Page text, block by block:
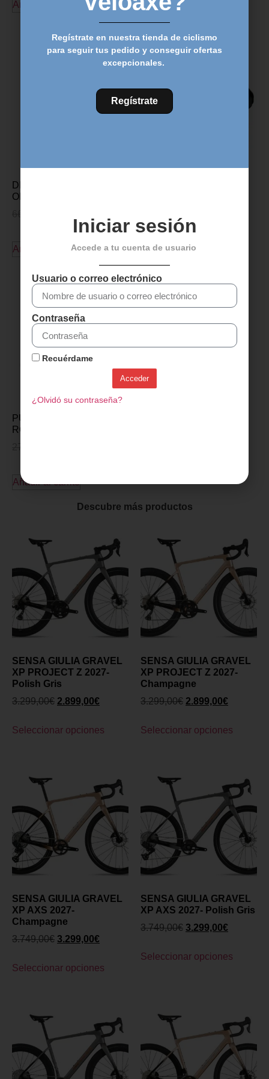
Añadir al carrito
DIRECCION MTB FSA
ORBIT C-40 1.1/8 – 1.5
Añadir al carrito Añadir al carrito
PUÑOS MTB SRAM –
ROJO
Añadir al carrito
Descubre más productos
SENSA GIULIA GRAVEL
XP PROJECT Z 2027-
Polish Gris
3.299,00€ 2.899,00€
Seleccionar opciones
SENSA GIULIA GRAVEL
XP PROJECT Z 2027-
Champagne
3.299,00€ 2.899,00€
Seleccionar opciones
SENSA GIULIA GRAVEL
XP AXS 2027-
Champagne
3.749,00€ 3.299,00€
Seleccionar opciones
SENSA GIULIA GRAVEL
XP AXS 2027- Polish Gris
3.749,00€ 3.299,00€
Seleccionar opciones
Regístrate en nuestra tienda de ciclismo
para seguir tus pedido y conseguir ofertas
excepcionales.
Regístrate
Iniciar sesión
Accede a tu cuenta de usuario
Usuario o correo electrónico
Contraseña
Recuérdame
Acceder
¿Olvidó su contraseña?